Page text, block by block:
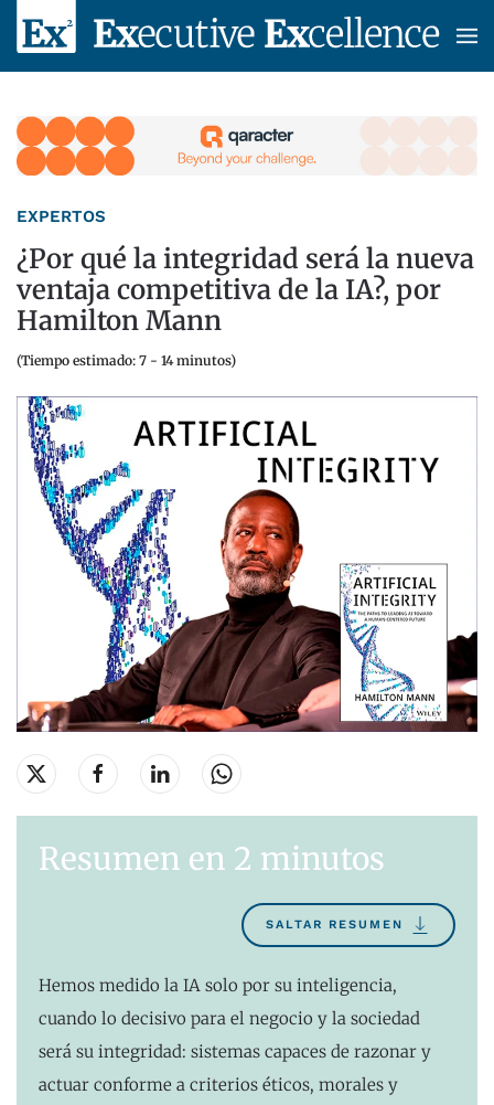
Skip to main content
EXPERTOS
¿Por qué la integridad será la nueva
ventaja competitiva de la IA?, por
Hamilton Mann
(Tiempo estimado: 7 - 14 minutos)
Resumen en 2 minutos
SALTAR RESUMEN
Hemos medido la IA solo por su inteligencia,
cuando lo decisivo para el negocio y la sociedad
será su integridad: sistemas capaces de razonar y
actuar conforme a criterios éticos, morales y